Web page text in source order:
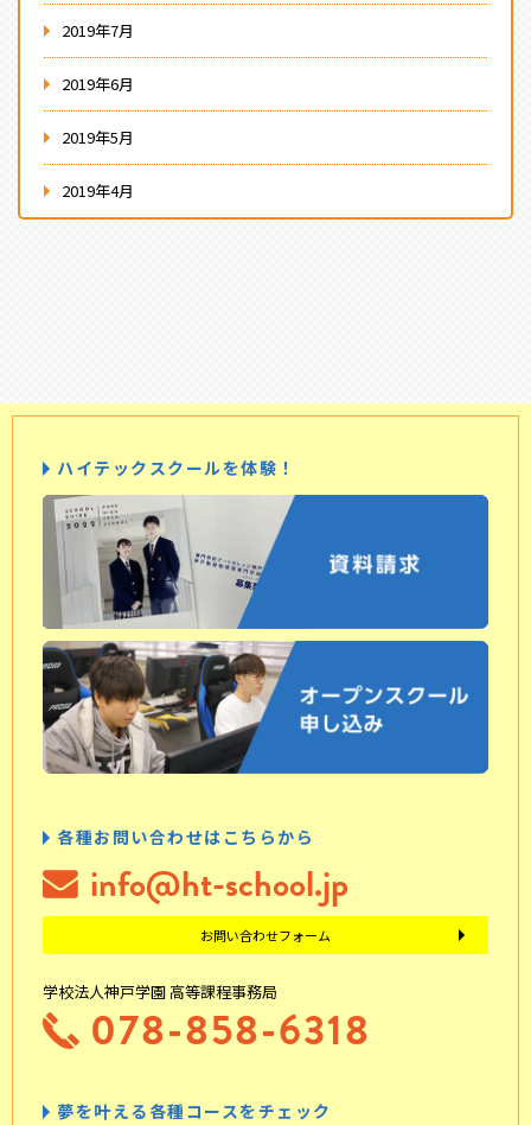
2019年7月
2019年6月
2019年5月
2019年4月
ハイテックスクールを体験！
各種お問い合わせはこちらから
info@ht-school.jp
お問い合わせフォーム
学校法人神戸学園 高等課程事務局
078-858-6318
夢を叶える各種コースをチェック